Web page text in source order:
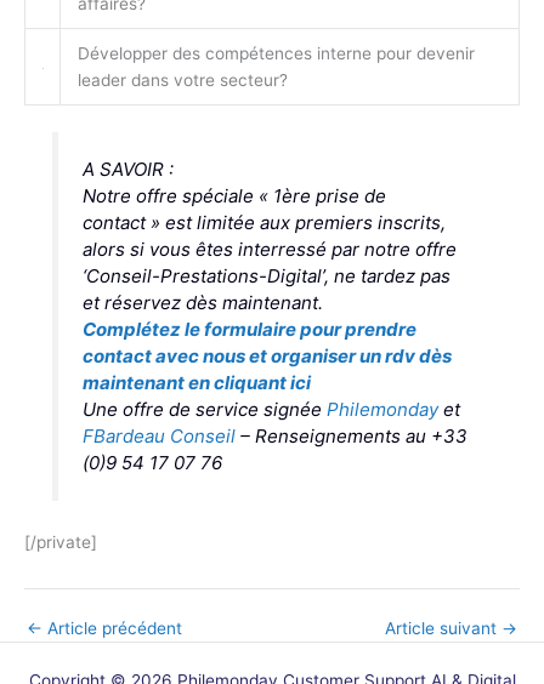
Développer des compétences interne pour devenir
leader dans votre secteur?
A SAVOIR :
Notre offre spéciale « 1ère prise de
contact » est limitée aux premiers inscrits,
alors si vous êtes interressé par notre offre
‘Conseil-Prestations-Digital’, ne tardez pas
et réservez dès maintenant.
Complétez le formulaire pour prendre
contact avec nous et organiser un rdv dès
maintenanten cliquant ici
Une offre de service signée Philemondayet
FBardeau Conseil– Renseignements au +33
(0)9 54 17 07 76
[/private]
← Article précédent Article suivant →